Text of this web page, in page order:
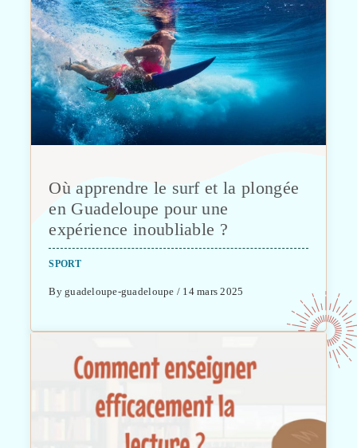
Où apprendre le surf et la plongée
en Guadeloupe pour une
expérience inoubliable ?
SPORT
By guadeloupe-guadeloupe / 14 mars 2025